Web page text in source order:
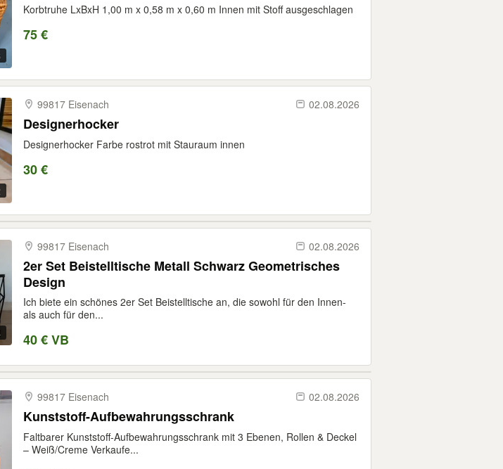
Korbtruhe LxBxH 1,00 m x 0,58 m x 0,60 m Innen mit Stoff ausgeschlagen
75 €
99817 Eisenach 02.08.2026
Designerhocker
Designerhocker Farbe rostrot mit Stauraum innen
30 €
99817 Eisenach 02.08.2026
2er Set Beistelltische Metall Schwarz Geometrisches
Design
Ich biete ein schönes 2er Set Beistelltische an, die sowohl für den Innen-
als auch für den...
40 € VB
99817 Eisenach 02.08.2026
Kunststoff-Aufbewahrungsschrank
Faltbarer Kunststoff-Aufbewahrungsschrank mit 3 Ebenen, Rollen & Deckel
– Weiß/Creme Verkaufe...